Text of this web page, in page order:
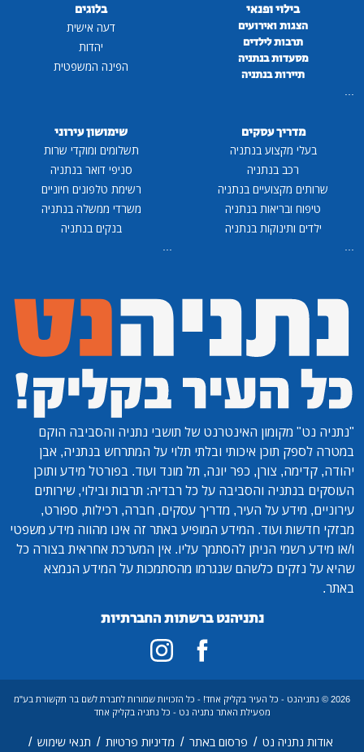
בילוי ופנאי
הצגות ואירועים
תרבות לילדים
מסעדות בנתניה
תיירות בנתניה
...
בלוגים
דעה אישית
יהדות
הפינה המשפטית
מדריך עסקים
בעלי מקצוע בנתניה
רכב בנתניה
שרותים מקצועיים בנתניה
טיפוח ובריאות בנתניה
ילדים ותינוקות בנתניה
...
שימושון עירוני
תשלומים ומוקדי שרות
סניפי דואר בנתניה
רשימת טלפונים חיוניים
משרדי ממשלה בנתניה
בנקים בנתניה
...
"נתניה נט" מקומון האינטרנט של תושבי נתניה והסביבה הוקם
במטרה לספק תוכן איכותי ובלתי תלוי על המתרחש בנתניה, אבן
יהודה, קדימה, צורן, כפר יונה, תל מונד ועוד. בפורטל מידע ותוכן
העוסקים בנתניה והסביבה על כל רבדיה: תרבות ובילוי, שירותים
עירוניים, מידע על העיר, מדריך עסקים, חברה, רכילות, ספורט,
מבזקי חדשות ועוד. המידע המופיע באתר זה אינו מהווה מידע משפטי
ו/או מידע רשמי הניתן להסתמך עליו. אין המערכת אחראית בצורה כל
שהיא על נזקים כלשהם שנגרמו מהסתמכות על המידע הנמצא
באתר.
נתניהנט ברשתות החברתיות
2026 © נתניהנט - כל העיר בקליק אחד! - כל הזכויות שמורות לחברת לשם בר תקשורת בע"מ
מפעילת האתר נתניה נט - כל נתניה בקליק אחד
אודות נתניה נט / פרסום באתר / מדיניות פרטיות / תנאי שימוש /